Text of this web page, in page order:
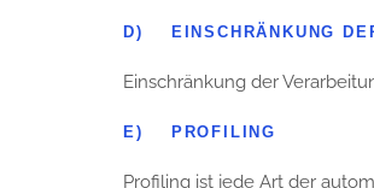
D) EINSCHRÄNKUNG
Einschränkung der
E) PROFILING
Profiling ist jede Art der